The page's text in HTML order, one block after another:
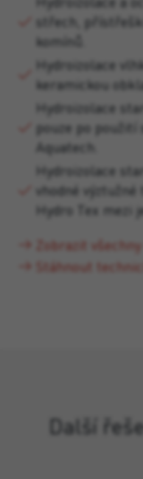
střech,
komínů.
Hydroizolace
keramickou
Hydroizolace
pouze po
Aquatech.
Hydroizolace
vhodné
Hydro Tex mezi
Zobrazit
Stáhnout
Další